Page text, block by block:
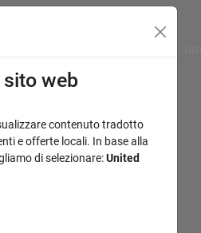
web
contenuto tradotto
e offerte locali. In base alla
di selezionare:United